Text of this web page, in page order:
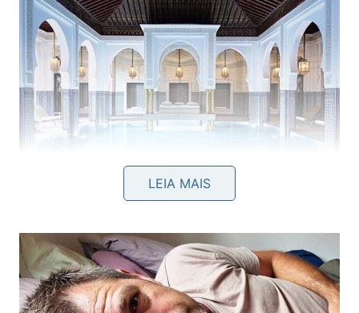
Em 2023, a propriedade passou por uma renovação
conduzida pelos designers Sanjit Manku e Patrick
Jouin. A intervenção contemplou áreas comuns,
LEIA MAIS